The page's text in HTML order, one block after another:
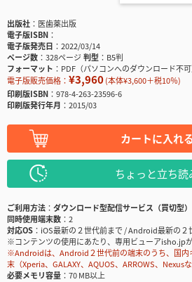
出版社
医歯薬出版
電子版ISBN
電子版発売日
2022/03/14
ページ数
328ページ判型
B5判
フォーマット
PDF（パソコンへのダウンロード不可
電子版販売価格： ¥3,960(本体¥3,600＋税10％)
印刷版ISBN
978-4-263-23596-6
印刷版発行年月
2015/03
カートに入れる
ちょっと立ち読
ご利用方法
ダウンロード型配信サービス（買切型）
同時使用端末数
2
対応OS
iOS最新の２世代前まで / Android最新の２
※コンテンツの使用にあたり、専用ビューアisho.jp
※Androidは、Android２世代前の端末のうち、国内
末（Xperia、GALAXY、AQUOS、ARROWS、Nexus
必要メモリ容量
70 MB以上